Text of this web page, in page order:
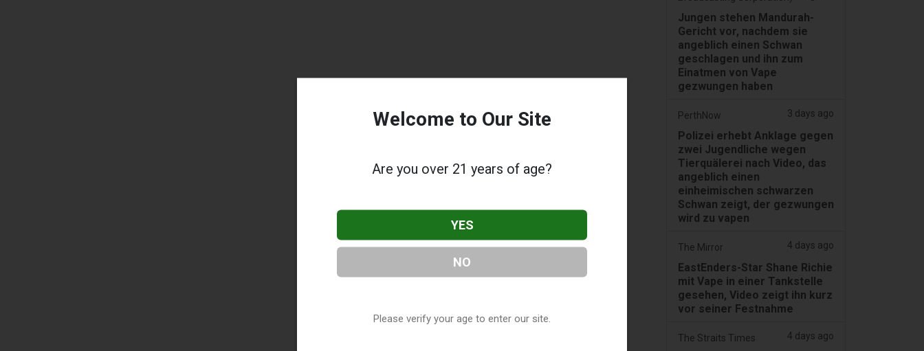
Jungen stehen Mandurah-
Gericht vor, nachdem sie
angeblich einen Schwan
geschlagen und ihn zum
Einatmen von Vape
gezwungen haben
PerthNow 3 days ago
Polizei erhebt Anklage gegen
zwei Jugendliche wegen
Tierquälerei nach Video, das
angeblich einen
einheimischen schwarzen
Schwan zeigt, der gezwungen
wird zu vapen
The Mirror 4 days ago
EastEnders-Star Shane Richie
mit Vape in einer Tankstelle
gesehen, Video zeigt ihn kurz
vor seiner Festnahme
The Straits Times 4 days ago
Welcome to Our Site
Are you over 21 years of age?
YES
NO
Please verify your age to enter our site.